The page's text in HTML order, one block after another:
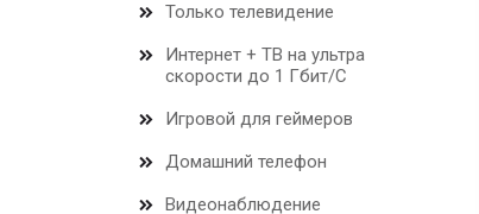
Только телевидение
Интернет + ТВ на ультра
скорости до 1 Гбит/С
Игровой для геймеров
Домашний телефон
Видеонаблюдение